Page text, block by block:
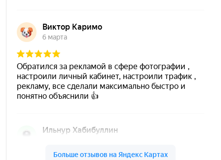
Копирайтер
Мария
Слова - мой инструмент, и я умело
использую их, чтобы создавать
удержать интерес.